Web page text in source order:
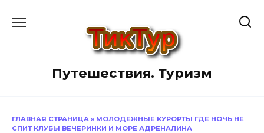
Путешествия. Туризм
ГЛАВНАЯ СТРАНИЦА » МОЛОДЕЖНЫЕ КУРОРТЫ ГДЕ НОЧЬ НЕ
СПИТ КЛУБЫ ВЕЧЕРИНКИ И МОРЕ АДРЕНАЛИНА